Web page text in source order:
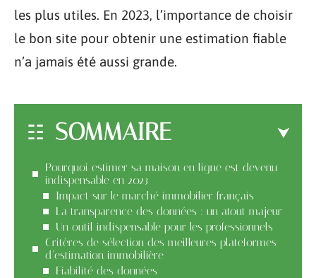
les plus utiles. En 2023, l’importance de choisir
le bon site pour obtenir une estimation fiable
n’a jamais été aussi grande.
SOMMAIRE
Pourquoi estimer sa maison en ligne est devenu
indispensable en 2023
Impact sur le marché immobilier français
La transparence des données : un atout majeur
Un outil indispensable pour les professionnels
Critères de sélection des meilleures plateformes
d’estimation immobilière
Fiabilité des données